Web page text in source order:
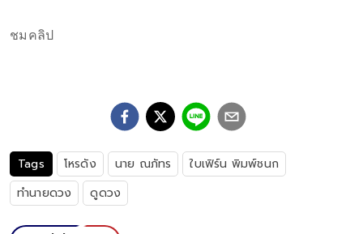
ชมคลิป
Tags โหรดัง นาย ณภัทร
ใบเฟิร์น พิมพ์ชนก
ทำนายดวง
ดูดวง